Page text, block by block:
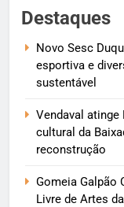
Destaques
Novo Sesc
esportiva e
sustentável
Vendaval
cultural da
reconstrução
Gomeia Galpão
Livre de Artes